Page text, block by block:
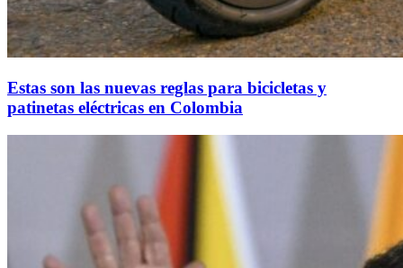
Estas son las nuevas reglas para bicicletas y
patinetas eléctricas en Colombia